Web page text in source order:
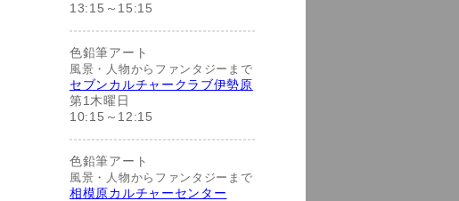
13:15～15:15
色鉛筆アート
風景・人物からファンタジーまで
セブンカルチャークラブ伊勢原
第1木曜日
10:15～12:15
色鉛筆アート
風景・人物からファンタジーまで
相模原カルチャーセンター